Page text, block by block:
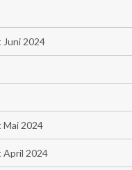
2024
2024
April 2024